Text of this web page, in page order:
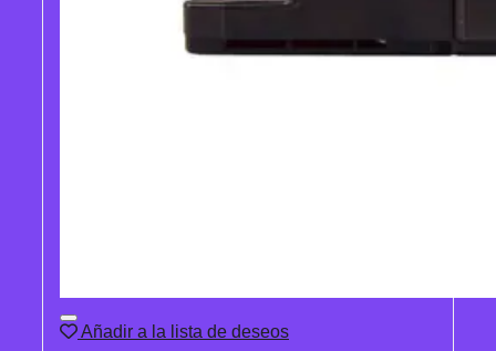
Añadir a la lista de deseos